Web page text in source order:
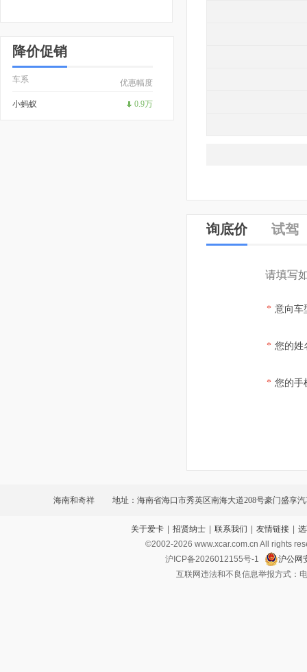
降价促销
车系 优惠幅度
小蚂蚁 0.9万
询底价 试驾
请填写
* 意向车
* 您的姓
* 您的手
海南和奇祥 地址：海南省海口市秀英区南海大道208号豪门盛享
A座第10-12号铺E座铺第1-5铺面
关于爱卡 | 招贤纳士 | 联系我们 | 友情链接 |
©2002-2026 www.xcar.com.cn All rights
沪ICP备2026012155号-1
沪公网
互联网违法和不良信息举报方式：